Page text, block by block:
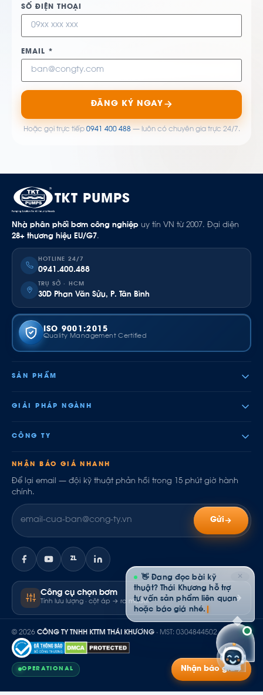
SỐ ĐIỆN THOẠI
EMAIL *
ĐĂNG KÝ NGAY
Hoặc gọi trực tiếp 0941 400 488— luôn có chuyên gia trực 24/7.
TKT PUMPS
Nhà phân phối bơm công nghiệp uy tín VN từ 2007. Đại diện
28+ thương hiệu EU/G7.
HOTLINE 24/7
0941.400.488
TRỤ SỞ · HCM
30D Phan Văn Sửu, P. Tân Bình
ISO 9001:2015
Quality Management Certified
SẢN PHẨM
GIẢI PHÁP NGÀNH
CÔNG TY
NHẬN BÁO GIÁ NHANH
Để lại email — đội kỹ thuật phản hồi trong 15 phút giờ hành
chính.
Gửi
ZL
Công cụ chọn bơm
Tính lưu lượng · cột áp → ra model
© 2026 CÔNG TY TNHH KTTM THÁI KHƯƠNG · MST: 0304844502
OPERATIONAL Nhận báo giá
✕
👋 Đang đọc bài kỹ
thuật? Thái Khương hỗ trợ
tư vấn sản phẩm liên quan
hoặc báo giá nhé.